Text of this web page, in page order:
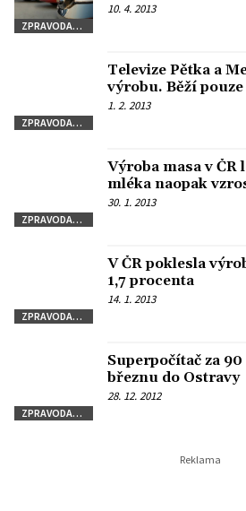
ZPRAVODAJSTVÍ
10. 4. 2013
ZPRAVODAJSTVÍ
Televize Pětka a
výrobu. Běží
1. 2. 2013
ZPRAVODAJSTVÍ
Výroba masa v
mléka naopak
30. 1. 2013
ZPRAVODAJSTVÍ
V ČR poklesla
1,7 procenta
14. 1. 2013
ZPRAVODAJSTVÍ
Superpočítač za
březnu do Ostravy
28. 12. 2012